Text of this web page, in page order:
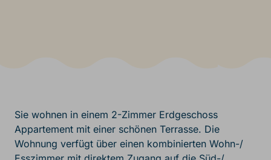
Sie wohnen in einem 2-Zimmer Erdgeschoss
Appartement mit einer schönen Terrasse. Die
Wohnung verfügt über einen kombinierten Wohn-/